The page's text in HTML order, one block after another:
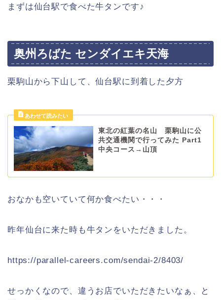
まずは仙台駅で食べた牛タンです♪
奥州ろばた センダイエキ天海
栗駒山から下山して、仙台駅に到着した夕方
東北の紅葉の名山 栗駒山に公
共交通機関で行ってみた Part1
中央コース→山頂
おなかも空いていて何か食べたい・・・
昨年仙台に来た時も牛タンをいただきました。
https://parallel-careers.com/sendai-2/8403/
せっかくなので、違うお店でいただきたいなぁ、と